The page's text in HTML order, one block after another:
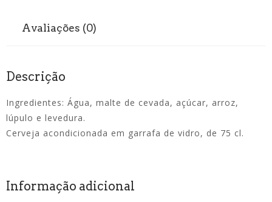
Avaliações (0)
Descrição
Ingredientes: Água, malte de cevada, açúcar, arroz,
lúpulo e levedura.
Cerveja acondicionada em garrafa de vidro, de 75 cl.
Informação adicional